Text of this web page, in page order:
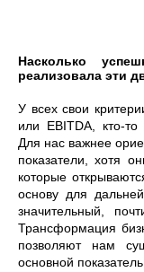
Насколько
реализовала эти
У всех свои
или EBITDA, кто-
Для нас важнее
показатели, хотя
которые
основу для
значительный,
Трансформация
позволяют нам
основной